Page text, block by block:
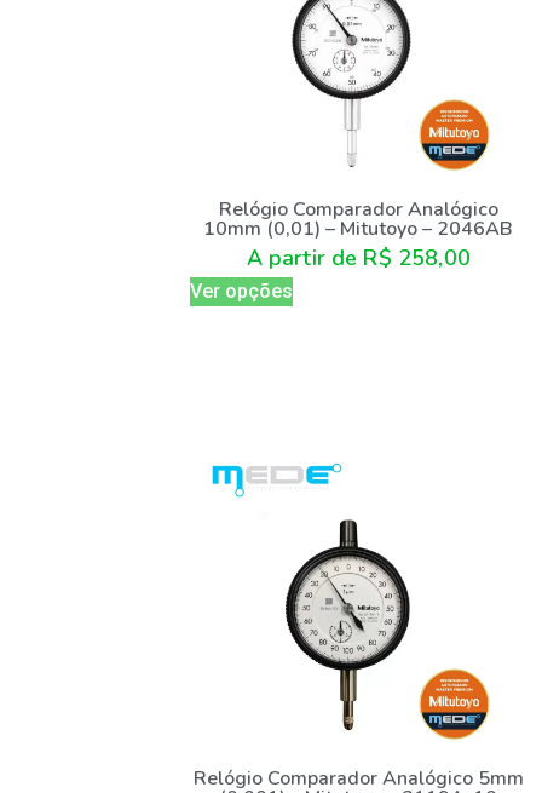
Relógio Comparador Analógico
10mm (0,01) – Mitutoyo – 2046AB
A partir de R$ 258,00
Ver opções
Relógio Comparador Analógico 5mm